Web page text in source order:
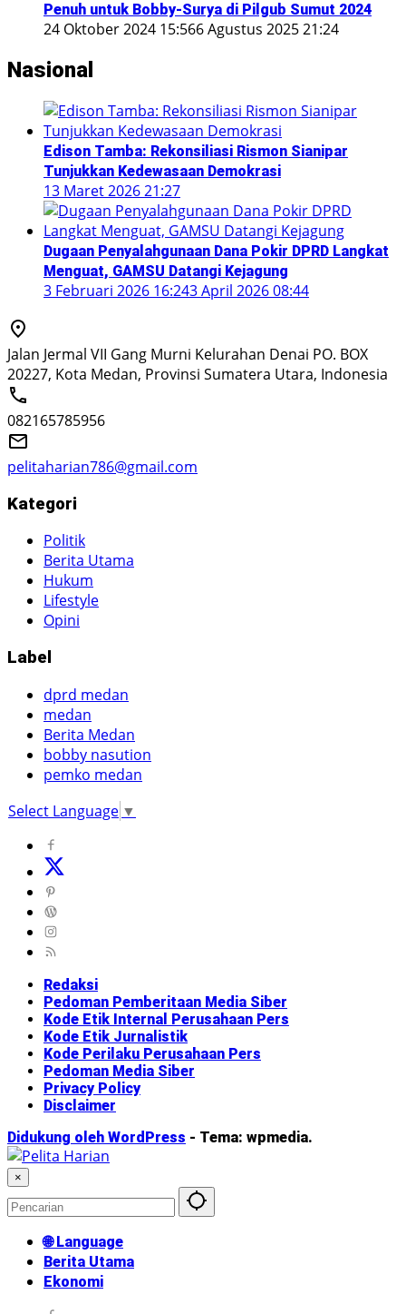
Penuh untuk Bobby-Surya di Pilgub Sumut 2024
24 Oktober 2024 15:566 Agustus 2025 21:24
Nasional
Edison Tamba: Rekonsiliasi Rismon Sianipar
Tunjukkan Kedewasaan Demokrasi
13 Maret 2026 21:27
Dugaan Penyalahgunaan Dana Pokir DPRD Langkat
Menguat, GAMSU Datangi Kejagung
3 Februari 2026 16:243 April 2026 08:44
Jalan Jermal VII Gang Murni Kelurahan Denai PO. BOX
20227, Kota Medan, Provinsi Sumatera Utara, Indonesia
082165785956
pelitaharian786@gmail.com
Kategori
Politik
Berita Utama
Hukum
Lifestyle
Opini
Label
dprd medan
medan
Berita Medan
bobby nasution
pemko medan
Select Language ▼
Redaksi
Pedoman Pemberitaan Media Siber
Kode Etik Internal Perusahaan Pers
Kode Etik Jurnalistik
Kode Perilaku Perusahaan Pers
Pedoman Media Siber
Privacy Policy
Disclaimer
Didukung oleh WordPress - Tema: wpmedia.
×
🌐 Language
Berita Utama
Ekonomi